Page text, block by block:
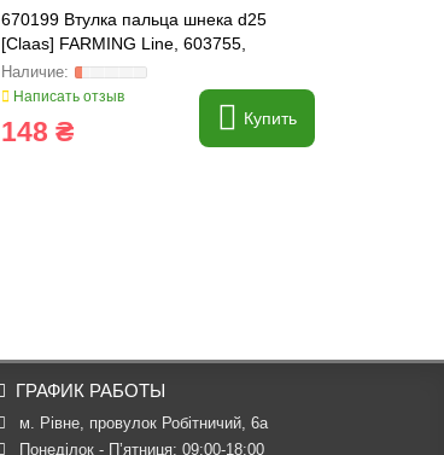
670199 Втулка пальца шнека d25
[Claas] FARMING Line, 603755,
603755.1
Написать отзыв
148 ₴ Купить
ГРАФИК РАБОТЫ
м. Рівне, провулок Робітничий, 6а
Понеділок - П’ятниця: 09:00-18:00